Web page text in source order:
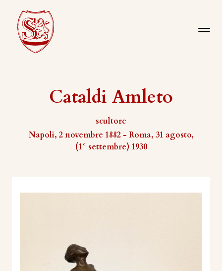
Cataldi Amleto
scultore
Napoli, 2 novembre 1882 - Roma, 31 agosto,
(1° settembre) 1930